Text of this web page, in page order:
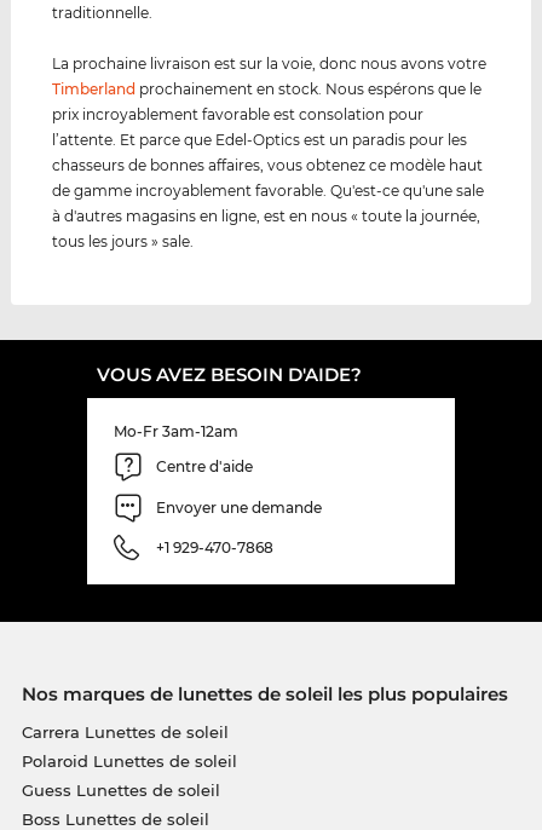
traditionnelle.
La prochaine livraison est sur la voie, donc nous avons votre
Timberland prochainement en stock. Nous espérons que le
prix incroyablement favorable est consolation pour
l’attente. Et parce que Edel-Optics est un paradis pour les
chasseurs de bonnes affaires, vous obtenez ce modèle haut
de gamme incroyablement favorable. Qu'est-ce qu'une sale
à d'autres magasins en ligne, est en nous « toute la journée,
tous les jours » sale.
VOUS AVEZ BESOIN D'AIDE?
Mo-Fr 3am-12am
Centre d'aide
Envoyer une demande
+1 929-470-7868
Nos marques de lunettes de soleil les plus populaires
Carrera Lunettes de soleil
Polaroid Lunettes de soleil
Guess Lunettes de soleil
Boss Lunettes de soleil